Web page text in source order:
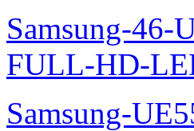
Samsung-46-
FULL-HD-
Samsung-